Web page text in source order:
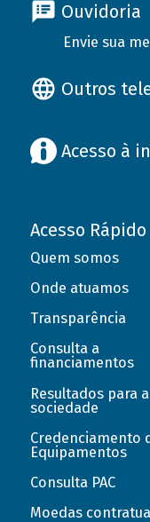
Ouvidoria
Envie sua
Outros
Acesso à
Acesso Rápido
Quem somos
Onde atuamos
Transparência
Consulta a
financiamentos
Resultados para a
sociedade
Credenciamento
Equipamentos
Consulta PAC
Moedas